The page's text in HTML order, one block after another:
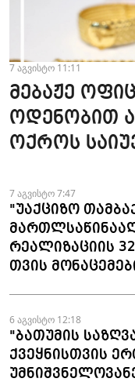
7 აგვისტო 11:11
მებაჟე
ოდენობით
ოქროს
ფაქტები
7 აგვისტო 7:47
"უაქციზო
რეალიზაციის
თვის
6 აგვისტო 12:18
"ბათუმის
ქვეყნისთვის